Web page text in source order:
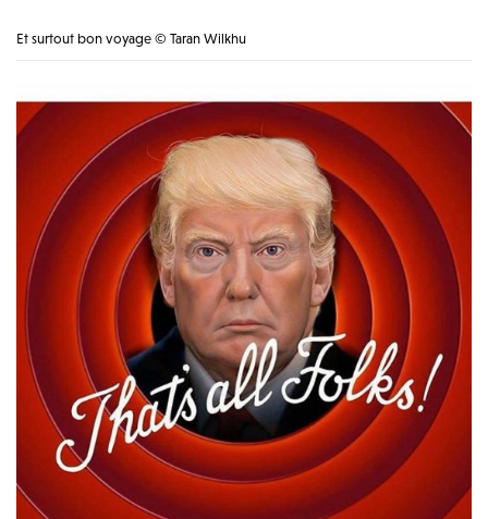
Et surtout bon voyage © Taran Wilkhu